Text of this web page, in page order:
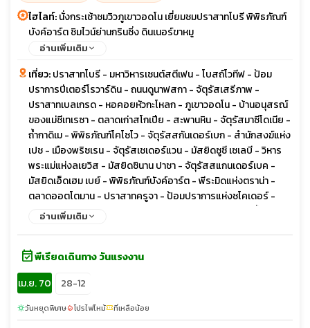
ไฮไลท์:นั่งกระเช้าชมวิวภูเขาวอดโน เยี่ยมชมปราสาทโบรี พิพิธภัณฑ์
บังค์อาร์ต ชิมไวน์ย่านกรินซิ่ง ดินเนอร์ขาหมู
อ่านเพิ่มเติม
เที่ยว:ปราสาทโบรี - มหาวิหารเซนต์สตีเฟน - โบสถ์โวทีฟ - ป้อม
ปราการปีเตอร์โรวาร์ดิน - ถนนดูนาฟสกา - จัตุรัสเสรีภาพ -
ปราสาทเบลเกรด - หอคอยหัวกะโหลก - ภูเขาวอดโน - บ้านอนุสรณ์
ของแม่ชีเทเรซา - ตลาดเก่าสโกเปีย - สะพานหิน - จัตุรัสมาซีโดเนีย -
ถ้ำกาดิเม - พิพิธภัณฑ์โคโซโว - จัตุรัสสกันเดอร์เบก - สำนักสงฆ์แห่ง
เปช - เมืองพริซเรน - จัตุรัสเชเดอร์แวน - มัสยิดซูซี เซเลบี - วิหาร
พระแม่แห่งลเยวิส - มัสยิดซินาน ปาชา - จัตุรัสสแกนเดอร์เบค -
มัสยิดเอ็ดเฮม เบย์ - พิพิธภัณฑ์บังค์อาร์ต - พีระมิดแห่งตราน่า -
ตลาดออตโตมาน - ปราสาทครูจา - ป้อมปราการแห่งชโคเดอร์ -
ทะเลสาบชโคดรา - สะพานมิลเลนเนียม - มหาวิหารแห่งการฟื้นฟู
พระหฤทัยศักดิ์สิทธิ์ - มัสยิดจักรพรรดิ - สะพานปรินซิป - ย่านกริน
ซิ่ง - ถนนวงแหวน - สวนสาธารณะสตัดปาร์ค - พระราชวังโฮฟบวร์
ค - ถนนคาร์ทเนอร์ สตาเซ่ - โบสถ์เซนต์ สเตฟาน - เอาท์เล็ต พาร์
นดอฟ
อ่านเพิ่มเติม
event_availableพีเรียดเดินทาง วันแรงงาน
เม.ย. 70
28-12
sunnyวันหยุดพิเศษlocal_fire_departmentโปรไฟไหม้confirmation_numberที่เหลือน้อย